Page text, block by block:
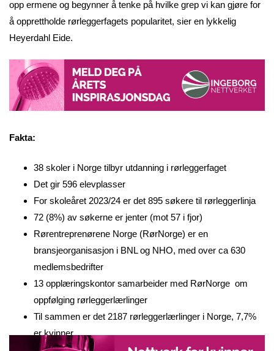
opp ermene og begynner å tenke på hvilke grep vi kan gjøre for
å opprettholde rørleggerfagets popularitet, sier en lykkelig
Heyerdahl Eide.
Fakta:
38 skoler i Norge tilbyr utdanning i rørleggerfaget
Det gir 596 elevplasser
For skoleåret 2023/24 er det 895 søkere til rørleggerlinja
72 (8%) av søkerne er jenter (mot 57 i fjor)
Rørentreprenørene Norge (RørNorge) er en
bransjeorganisasjon i BNL og NHO, med over ca 630
medlemsbedrifter
13 opplæringskontor samarbeider med RørNorge om
oppfølging rørleggerlærlinger
Til sammen er det 2187 rørleggerlærlinger i Norge, 7,7%
er kvinner